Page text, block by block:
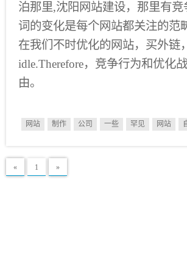
泊那里,沈阳网站建设，那里有
词的变化是每个网站都关注的范
在我们不时优化的网站，买外链
idle.Therefore，竞争行为和优化
由。
网站 制作 公司 一些 罕见 网站
« 1 »